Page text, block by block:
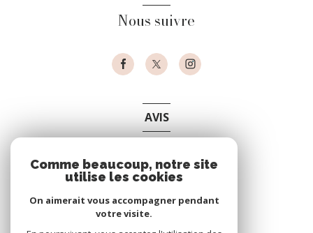
Nous suivre
AVIS
Comme beaucoup, notre site
utilise les cookies
On aimerait vous accompagner pendant
votre visite.